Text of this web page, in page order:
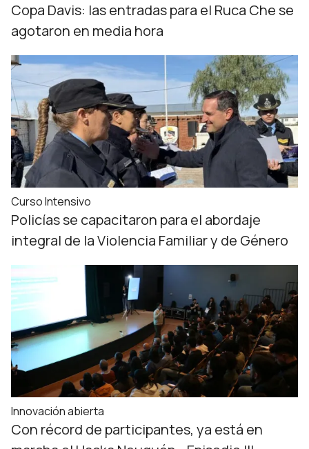
Copa Davis: las entradas para el Ruca Che se
agotaron en media hora
Curso Intensivo
Policías se capacitaron para el abordaje
integral de la Violencia Familiar y de Género
Innovación abierta
Con récord de participantes, ya está en